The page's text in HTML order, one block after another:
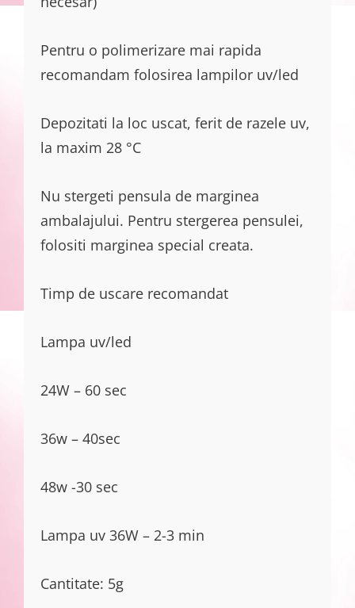
Pentru o polimerizare mai rapida
recomandam folosirea lampilor uv/led
Depozitati la loc uscat, ferit de razele uv,
la maxim 28 °C
Nu stergeti pensula de marginea
ambalajului. Pentru stergerea pensulei,
folositi marginea special creata.
Timp de uscare recomandat
Lampa uv/led
24W – 60 sec
36w – 40sec
48w -30 sec
Lampa uv 36W – 2-3 min
Cantitate: 5g